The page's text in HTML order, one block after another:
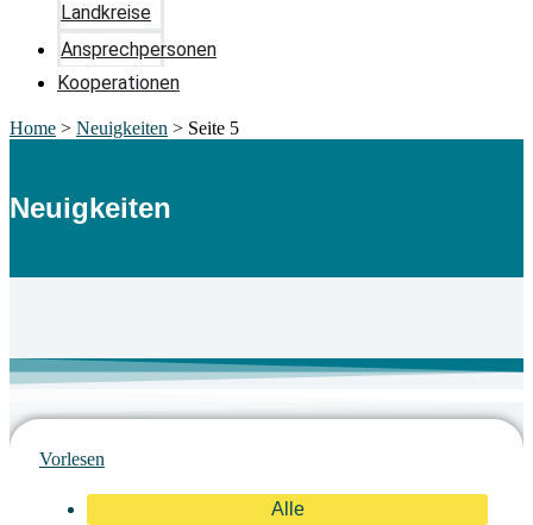
Landkreise
Ansprechpersonen
Kooperationen
Home > Neuigkeiten > Seite 5
Neuigkeiten
Vorlesen
Alle